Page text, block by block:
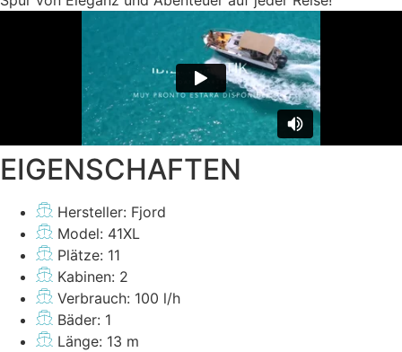
EIGENSCHAFTEN
Hersteller: Fjord
Model: 41XL
Plätze: 11
Kabinen: 2
Verbrauch: 100 l/h
Bäder: 1
Länge: 13 m